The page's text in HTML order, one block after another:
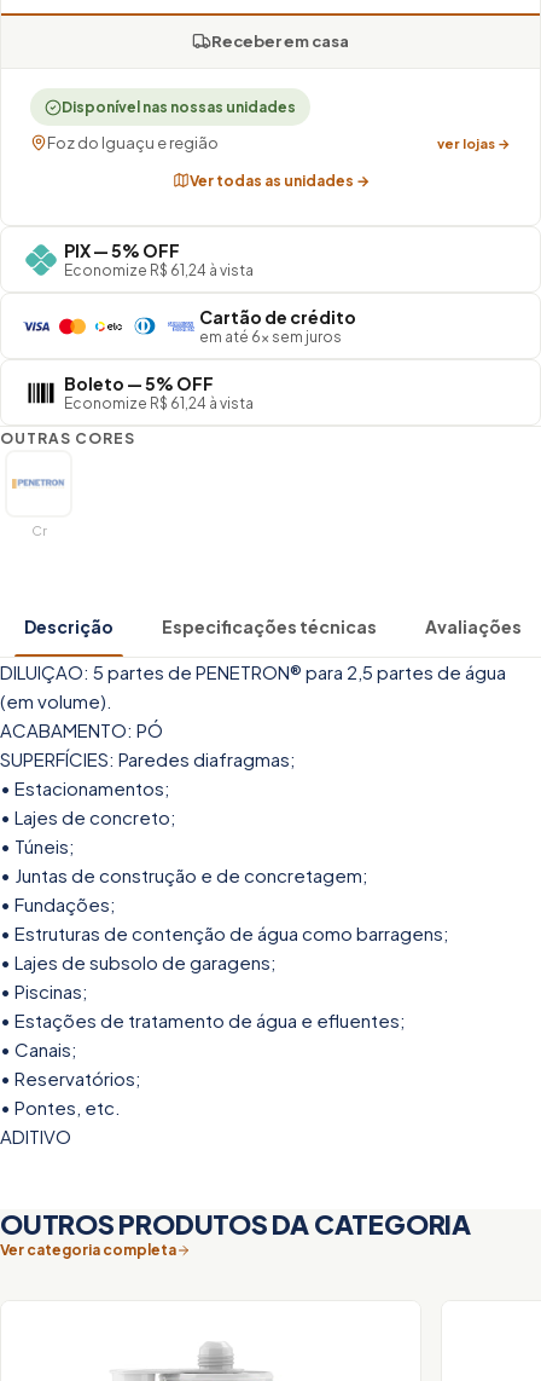
Receber em casa
Disponível nas nossas unidades
Foz do Iguaçu e região ver lojas →
Ver todas as unidades →
PIX — 5% OFF
Economize R$ 61,24 à vista
Cartão de crédito
em até 6× sem juros
Boleto — 5% OFF
Economize R$ 61,24 à vista
OUTRAS CORES
Cr
Descrição Especificações técnicas Avaliações
DILUIÇAO: 5 partes de PENETRON® para 2,5 partes de água
(em volume).
ACABAMENTO: PÓ
SUPERFÍCIES: Paredes diafragmas;
• Estacionamentos;
• Lajes de concreto;
• Túneis;
• Juntas de construção e de concretagem;
• Fundações;
• Estruturas de contenção de água como barragens;
• Lajes de subsolo de garagens;
• Piscinas;
• Estações de tratamento de água e efluentes;
• Canais;
• Reservatórios;
• Pontes, etc.
ADITIVO
OUTROS PRODUTOS DA CATEGORIA
Ver categoria completa